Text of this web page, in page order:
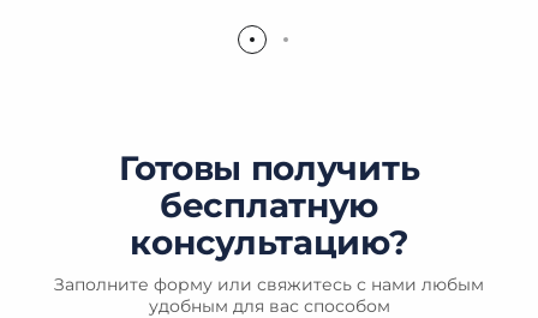
Готовы получить
бесплатную
консультацию?
Заполните форму или свяжитесь с нами любым
удобным для вас способом